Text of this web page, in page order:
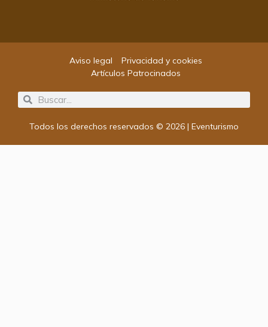
Todos los derechos reservados © 2026 | Eventurismo
SearchSearch
Aviso legal
Privacidad y cookies
Artículos Patrocinados